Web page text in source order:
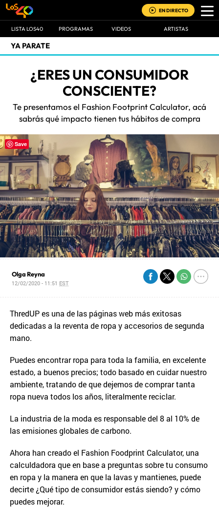
EN DIRECTO
LISTA LOS40 PROGRAMAS VIDEOS ARTISTAS
YA PARATE
¿ERES UN CONSUMIDOR
CONSCIENTE?
Te presentamos el Fashion Footprint Calculator, acá
sabrás qué impacto tienen tus hábitos de compra
Olga Reyna
12/02/2020 - 11:51 EST
ThredUP es una de las páginas web más exitosas
dedicadas a la reventa de ropa y accesorios de segunda
mano.
Puedes encontrar ropa para toda la familia, en excelente
estado, a buenos precios; todo basado en cuidar nuestro
ambiente, tratando de que dejemos de comprar tanta
ropa nueva todos los años, literalmente reciclar.
La industria de la moda es responsable del 8 al 10% de
las emisiones globales de carbono.
Ahora han creado el Fashion Foodprint Calculator, una
calculdadora que en base a preguntas sobre tu consumo
en ropa y la manera en que la lavas y mantienes, puede
decirte ¿Qué tipo de consumidor estás siendo? y cómo
puedes mejorar.
Save